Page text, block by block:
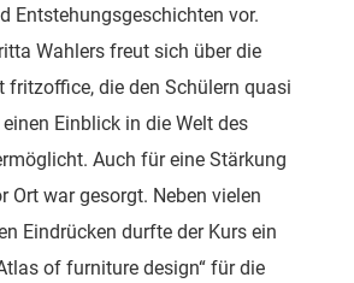
Entstehungsgeschichten vor.
Wahlers freut sich über die
fritzoffice, die den Schülern quasi
Einblick in die Welt des
Auch für eine Stärkung
Ort war gesorgt. Neben vielen
Eindrücken durfte der Kurs ein
of furniture design“ für die